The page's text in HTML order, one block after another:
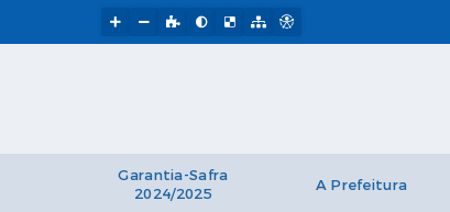
Garantia-Safra
2024/2025
A Prefeitura